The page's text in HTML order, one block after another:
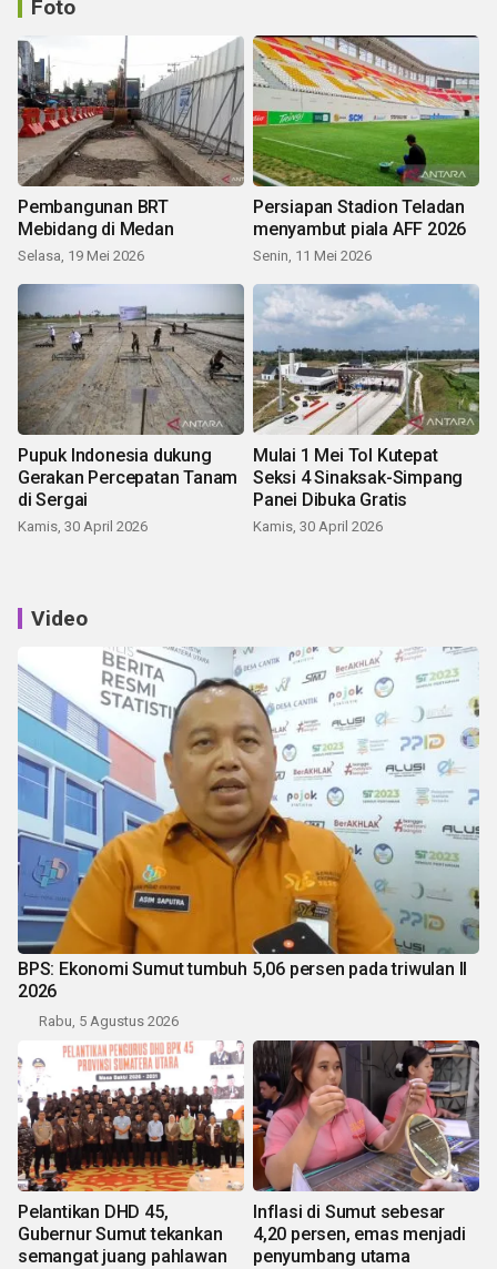
Foto
Pembangunan BRT
Mebidang di Medan
Selasa, 19 Mei 2026
Persiapan Stadion Teladan
menyambut piala AFF 2026
Senin, 11 Mei 2026
Pupuk Indonesia dukung
Gerakan Percepatan Tanam
di Sergai
Kamis, 30 April 2026
Mulai 1 Mei Tol Kutepat
Seksi 4 Sinaksak-Simpang
Panei Dibuka Gratis
Kamis, 30 April 2026
Video
BPS: Ekonomi Sumut tumbuh 5,06 persen pada triwulan II
2026
Rabu, 5 Agustus 2026
Pelantikan DHD 45,
Gubernur Sumut tekankan
semangat juang pahlawan
Inflasi di Sumut sebesar
4,20 persen, emas menjadi
penyumbang utama